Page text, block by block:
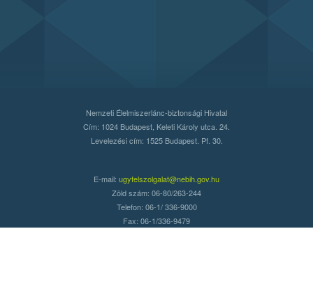
Nemzeti Élelmiszerlánc-biztonsági Hivatal
Cím: 1024 Budapest, Keleti Károly utca. 24.
Levelezési cím: 1525 Budapest. Pf. 30.
E-mail: ugyfelszolgalat@nebih.gov.hu
Zöld szám: 06-80/263-244
Telefon: 06-1/ 336-9000
Fax: 06-1/336-9479